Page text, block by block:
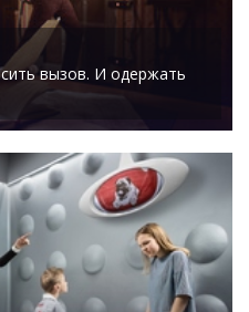
вызов. И одержать